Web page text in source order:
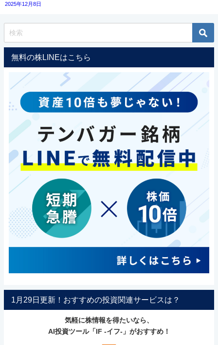
2025年12月8日
無料の株LINEはこちら
1月29日更新！おすすめの投資関連サービスは？
気軽に株情報を得たいなら、
AI投資ツール「IF -イフ-」がおすすめ！